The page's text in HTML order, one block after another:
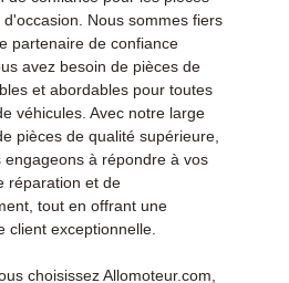
Nous sommes fiers
partenaire de confiance
avez besoin de pièces de
et abordables pour toutes
véhicules. Avec notre large
pièces de qualité supérieure,
engageons à répondre à vos
réparation et de
tout en offrant une
client exceptionnelle.
choisissez Allomoteur.com,